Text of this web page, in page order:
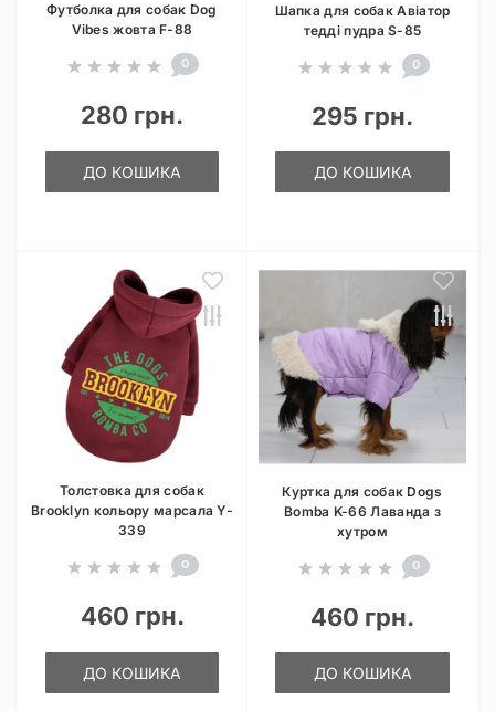
Футболка для собак Dog
Vibes жовта F-88
0
280 грн.
ДО КОШИКА
Шапка для собак Авіатор
тедді пудра S-85
0
295 грн.
ДО КОШИКА
Толстовка для собак
Brooklyn кольору марсала Y-
339
0
460 грн.
ДО КОШИКА
Куртка для собак Dogs
Bomba K-66 Лаванда з
хутром
0
460 грн.
ДО КОШИКА